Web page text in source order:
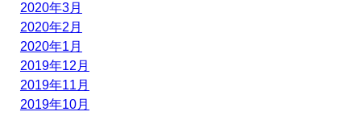
2020年3月
2020年2月
2020年1月
2019年12月
2019年11月
2019年10月